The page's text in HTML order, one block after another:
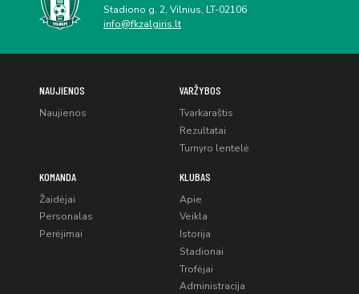
Stadiono g. 2, Vilnius, LT-02106
info@fkzalgiris.lt
NAUJIENOS
Naujienos
VARŽYBOS
Tvarkaraštis
Rezultatai
Turnyro lentelė
KOMANDA
Žaidėjai
Personalas
Perėjimai
KLUBAS
Apie
Veikla
Istorija
Stadionai
Trofėjai
Administracija